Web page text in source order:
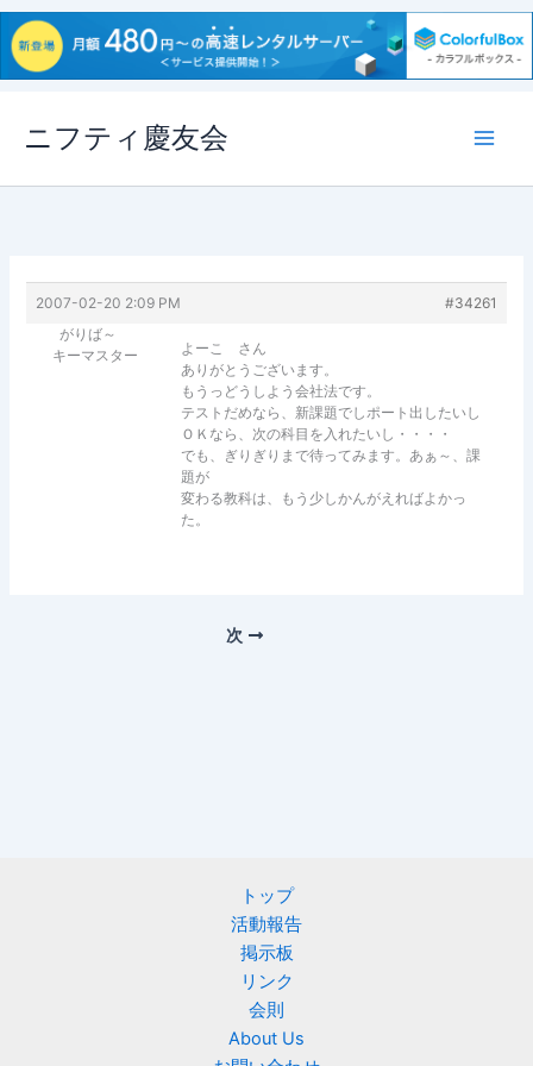
ス
ニフティ慶友会
2007-02-20 2:09 PM
#34261
がりば～
キーマスター
よーこ さん
ありがとうございます。
もうっどうしよう会社法です。
テストだめなら、新課題でしポート出したいし
ＯＫなら、次の科目を入れたいし・・・・
でも、ぎりぎりまで待ってみます。あぁ～、課
題が
変わる教科は、もう少しかんがえればよかっ
た。
次
トップ
活動報告
掲示板
リンク
会則
About Us